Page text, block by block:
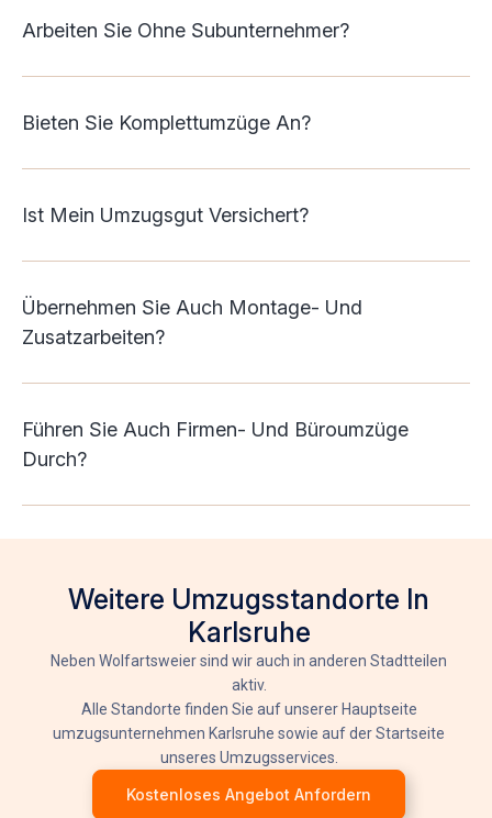
Arbeiten Sie Ohne Subunternehmer?
Bieten Sie Komplettumzüge An?
Ist Mein Umzugsgut Versichert?
Übernehmen Sie Auch Montage- Und
Zusatzarbeiten?
Führen Sie Auch Firmen- Und Büroumzüge
Durch?
Weitere Umzugsstandorte In
Karlsruhe
Neben Wolfartsweier sind wir auch in anderen Stadtteilen
aktiv.
Alle Standorte finden Sie auf unserer Hauptseite
umzugsunternehmen Karlsruhe sowie auf der Startseite
unseres Umzugsservices.
Kostenloses Angebot Anfordern